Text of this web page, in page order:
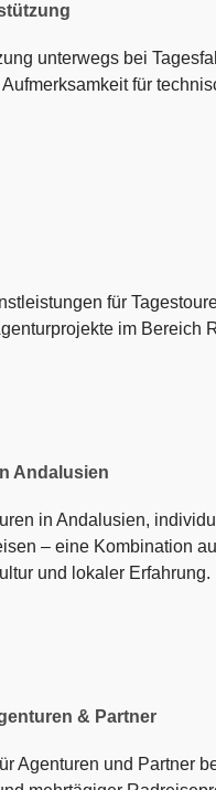
unterwegs bei
für
für
im Bereich
Andalusien
in Andalusien,
– eine Kombination
und lokaler Erfahrung.
& Partner
Agenturen und Partner